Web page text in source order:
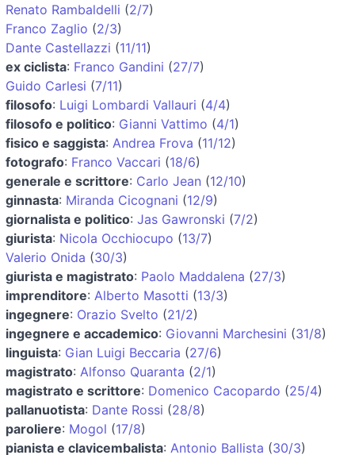
Renato Rambaldelli (2/7)
Franco Zaglio (2/3)
Dante Castellazzi (11/11)
ex ciclista: Franco Gandini (27/7)
Guido Carlesi (7/11)
filosofo: Luigi Lombardi Vallauri (4/4)
filosofo e politico: Gianni Vattimo (4/1)
fisico e saggista: Andrea Frova (11/12)
fotografo: Franco Vaccari (18/6)
generale e scrittore: Carlo Jean (12/10)
ginnasta: Miranda Cicognani (12/9)
giornalista e politico: Jas Gawronski (7/2)
giurista: Nicola Occhiocupo (13/7)
Valerio Onida (30/3)
giurista e magistrato: Paolo Maddalena (27/3)
imprenditore: Alberto Masotti (13/3)
ingegnere: Orazio Svelto (21/2)
ingegnere e accademico: Giovanni Marchesini (31/8)
linguista: Gian Luigi Beccaria (27/6)
magistrato: Alfonso Quaranta (2/1)
magistrato e scrittore: Domenico Cacopardo (25/4)
pallanuotista: Dante Rossi (28/8)
paroliere: Mogol (17/8)
pianista e clavicembalista: Antonio Ballista (30/3)